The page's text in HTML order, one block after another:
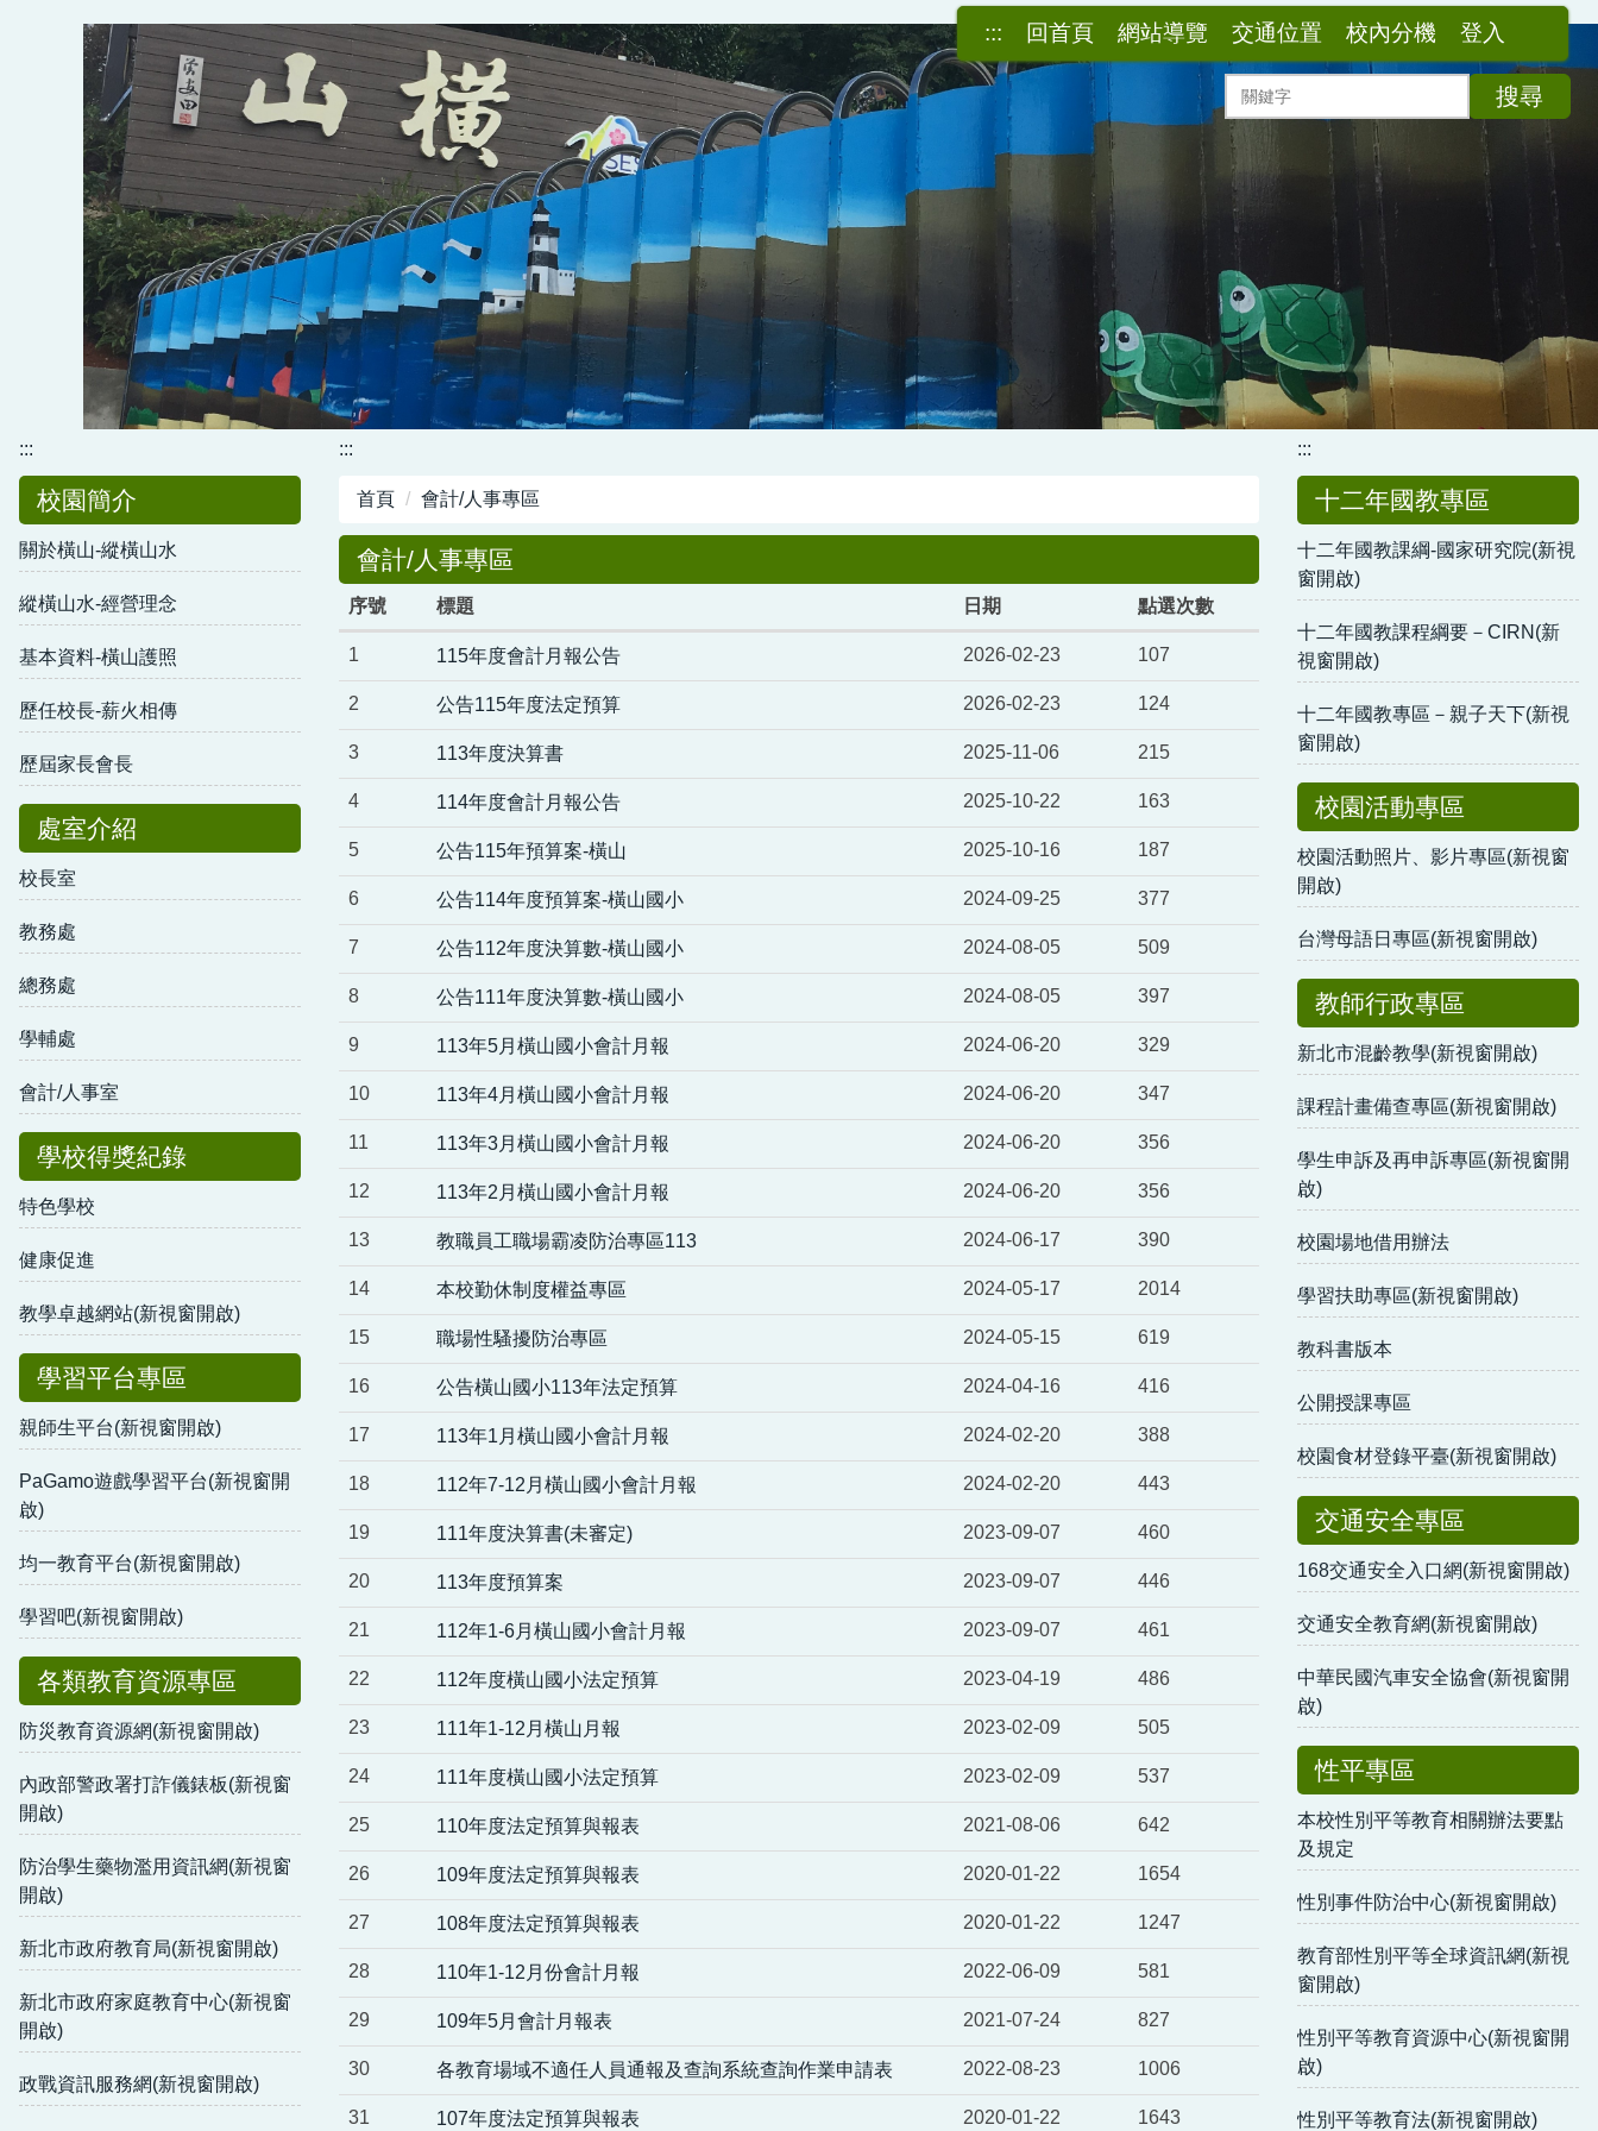
::: 回首頁 網站導覽 交通位置 校內分機 登入
搜尋
:::
校園簡介
關於橫山-縱橫山水
縱橫山水-經營理念
基本資料-橫山護照
歷任校長-薪火相傳
歷屆家長會長
處室介紹
校長室
教務處
總務處
學輔處
會計/人事室
學校得獎紀錄
特色學校
健康促進
教學卓越網站(新視窗開啟)
學習平台專區
親師生平台(新視窗開啟)
PaGamo遊戲學習平台(新視窗開
啟)
均一教育平台(新視窗開啟)
學習吧(新視窗開啟)
各類教育資源專區
防災教育資源網(新視窗開啟)
內政部警政署打詐儀錶板(新視窗
開啟)
防治學生藥物濫用資訊網(新視窗
開啟)
新北市政府教育局(新視窗開啟)
新北市政府家庭教育中心(新視窗
開啟)
政戰資訊服務網(新視窗開啟)
:::
首頁 會計/人事專區
會計/人事專區
序號 標題 日期 點選次數
1 115年度會計月報公告 2026-02-23 107
2 公告115年度法定預算 2026-02-23 124
3 113年度決算書 2025-11-06 215
4 114年度會計月報公告 2025-10-22 163
5 公告115年預算案-橫山 2025-10-16 187
6 公告114年度預算案-橫山國小 2024-09-25 377
7 公告112年度決算數-橫山國小 2024-08-05 509
8 公告111年度決算數-橫山國小 2024-08-05 397
9 113年5月橫山國小會計月報 2024-06-20 329
10 113年4月橫山國小會計月報 2024-06-20 347
11 113年3月橫山國小會計月報 2024-06-20 356
12 113年2月橫山國小會計月報 2024-06-20 356
13 教職員工職場霸凌防治專區113 2024-06-17 390
14 本校勤休制度權益專區 2024-05-17 2014
15 職場性騷擾防治專區 2024-05-15 619
16 公告橫山國小113年法定預算 2024-04-16 416
17 113年1月橫山國小會計月報 2024-02-20 388
18 112年7-12月橫山國小會計月報 2024-02-20 443
19 111年度決算書(未審定) 2023-09-07 460
20 113年度預算案 2023-09-07 446
21 112年1-6月橫山國小會計月報 2023-09-07 461
22 112年度橫山國小法定預算 2023-04-19 486
23 111年1-12月橫山月報 2023-02-09 505
24 111年度橫山國小法定預算 2023-02-09 537
25 110年度法定預算與報表 2021-08-06 642
26 109年度法定預算與報表 2020-01-22 1654
27 108年度法定預算與報表 2020-01-22 1247
28 110年1-12月份會計月報 2022-06-09 581
29 109年5月會計月報表 2021-07-24 827
30 各教育場域不適任人員通報及查詢系統查詢作業申請表 2022-08-23 1006
31 107年度法定預算與報表 2020-01-22 1643
:::
十二年國教專區
十二年國教課綱-國家研究院(新視
窗開啟)
十二年國教課程綱要－CIRN(新
視窗開啟)
十二年國教專區－親子天下(新視
窗開啟)
校園活動專區
校園活動照片、影片專區(新視窗
開啟)
台灣母語日專區(新視窗開啟)
教師行政專區
新北市混齡教學(新視窗開啟)
課程計畫備查專區(新視窗開啟)
學生申訴及再申訴專區(新視窗開
啟)
校園場地借用辦法
學習扶助專區(新視窗開啟)
教科書版本
公開授課專區
校園食材登錄平臺(新視窗開啟)
交通安全專區
168交通安全入口網(新視窗開啟)
交通安全教育網(新視窗開啟)
中華民國汽車安全協會(新視窗開
啟)
性平專區
本校性別平等教育相關辦法要點
及規定
性別事件防治中心(新視窗開啟)
教育部性別平等全球資訊網(新視
窗開啟)
性別平等教育資源中心(新視窗開
啟)
性別平等教育法(新視窗開啟)